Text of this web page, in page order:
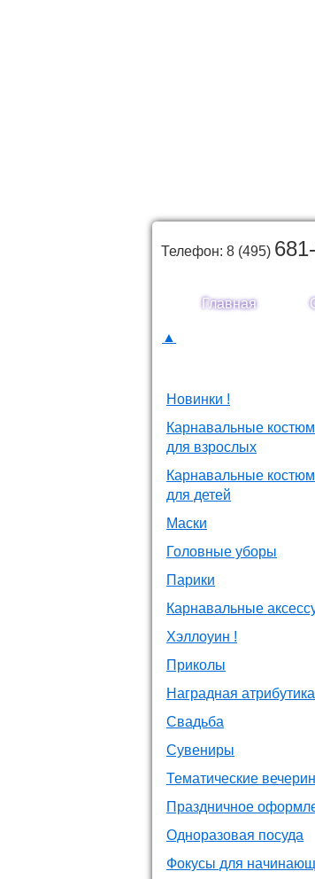
Телефон: 8 (495)
Главная
▲
Новинки !
Карнавальные
для взрослых
Карнавальные
для детей
Маски
Головные уборы
Парики
Карнавальные
Хэллоуин !
Приколы
Наградная атрибутика
Свадьба
Сувениры
Тематические
Праздничное
Одноразовая посуда
Фокусы для